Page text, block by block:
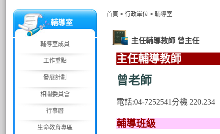
輔導室
輔導室成員
工作重點
發展計劃
相關委員會
行事曆
生命教育專區
首頁 > 行政單位 > 輔導室
主任輔導教師 曾主任
主任輔
曾老師
電話:04-7252541分機 220.234
輔導班級